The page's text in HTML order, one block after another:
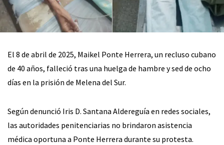
El 8 de abril de 2025, Maikel Ponte Herrera, un recluso cubano
de 40 años, falleció tras una huelga de hambre y sed de ocho
días en la prisión de Melena del Sur.
Según denunció Iris D. Santana Aldereguía en redes sociales,
las autoridades penitenciarias no brindaron asistencia
médica oportuna a Ponte Herrera durante su protesta.